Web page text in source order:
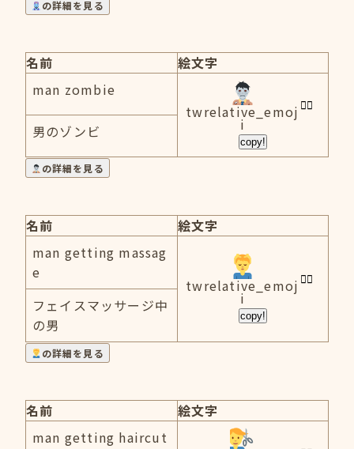
の詳細を見る
名前
絵文字
man zombie
twrelative_emoj
i
copy!
男のゾンビ
の詳細を見る
名前
絵文字
man getting massag
e
twrelative_emoj
i
copy!
フェイスマッサージ中
の男
の詳細を見る
名前
絵文字
man getting haircut